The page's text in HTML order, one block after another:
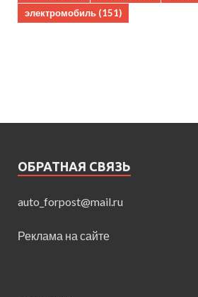
электромобиль (151)
ОБРАТНАЯ СВЯЗЬ
auto_forpost@mail.ru
Реклама на сайте